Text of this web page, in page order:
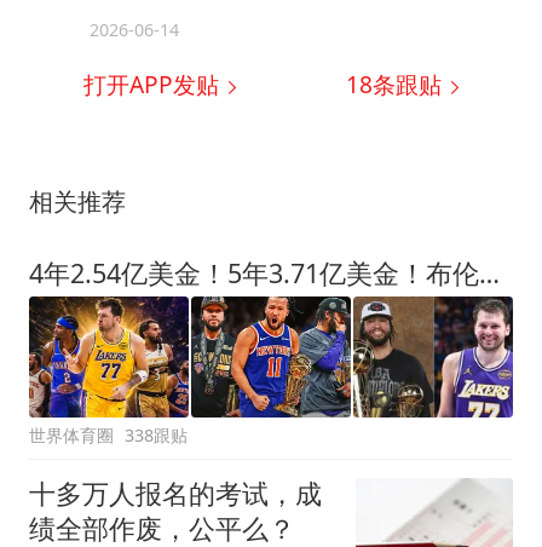
2026-06-14
打开APP发贴 18条跟贴
相关推荐
4年2.54亿美金！5年3.71亿美金！布伦森步步为营，东契奇没有退路
世界体育圈 338跟贴
十多万人报名的考试，成
绩全部作废，公平么？